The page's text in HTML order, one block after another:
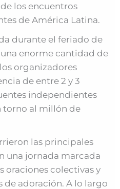
los encuentros
de América Latina.
durante el feriado de
enorme cantidad de
organizadores
de entre 2 y 3
independientes
torno al millón de
las principales
una jornada marcada
oraciones colectivas y
de adoración. A lo largo